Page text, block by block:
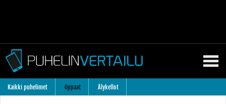
Kaikki puhelimet Oppaat Älykellot